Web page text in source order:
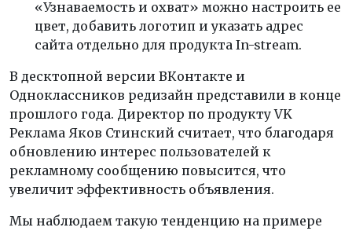
«Узнаваемость и охват» можно настроить ее
цвет, добавить логотип и указать адрес
сайта отдельно для продукта In-stream.
В десктопной версии ВКонтакте и
Одноклассников редизайн представили в конце
прошлого года. Директор по продукту VK
Реклама Яков Стинский считает, что благодаря
обновлению интерес пользователей к
рекламному сообщению повысится, что
увеличит эффективность объявления.
Мы наблюдаем такую тенденцию на примере